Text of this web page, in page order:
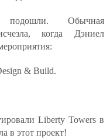
Обычная
когда Дэниел
& Build.
Liberty Towers в
в этот проект!